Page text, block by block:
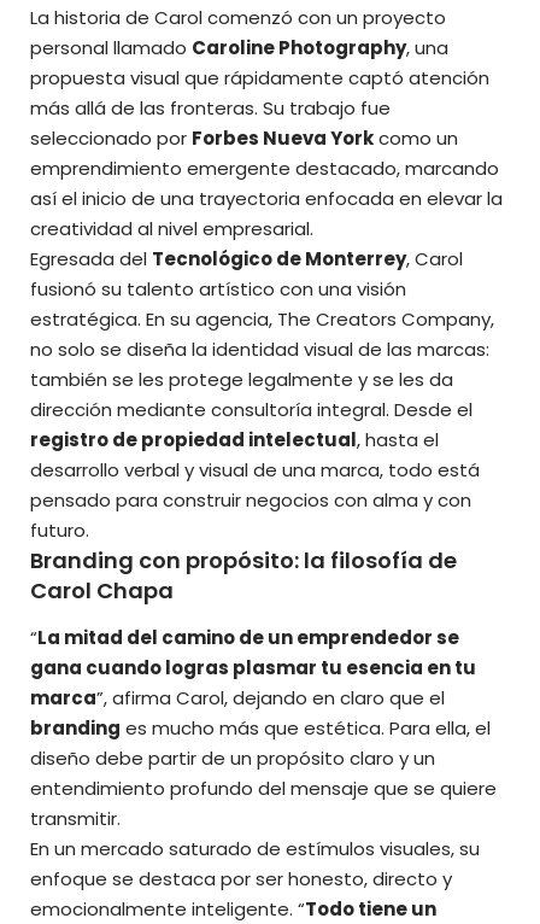
La historia de Carol comenzó con un proyecto
personal llamado Caroline Photography, una
propuesta visual que rápidamente captó atención
más allá de las fronteras. Su trabajo fue
seleccionado por Forbes Nueva Yorkcomo un
emprendimiento emergente destacado, marcando
así el inicio de una trayectoria enfocada en elevar la
creatividad al nivel empresarial.
Egresada del Tecnológico de Monterrey, Carol
fusionó su talento artístico con una visión
estratégica. En su agencia, The Creators Company,
no solo se diseña la identidad visual de las marcas:
también se les protege legalmente y se les da
dirección mediante consultoría integral. Desde el
registro de propiedad intelectual, hasta el
desarrollo verbal y visual de una marca, todo está
pensado para construir negocios con alma y con
futuro.
Branding con propósito: la filosofía de
Carol Chapa
“La mitad del camino de un emprendedor se
gana cuando logras plasmar tu esencia en tu
marca”, afirma Carol, dejando en claro que el
branding es mucho más que estética. Para ella, el
diseño debe partir de un propósito claro y un
entendimiento profundo del mensaje que se quiere
transmitir.
En un mercado saturado de estímulos visuales, su
enfoque se destaca por ser honesto, directo y
emocionalmente inteligente. “Todo tiene un